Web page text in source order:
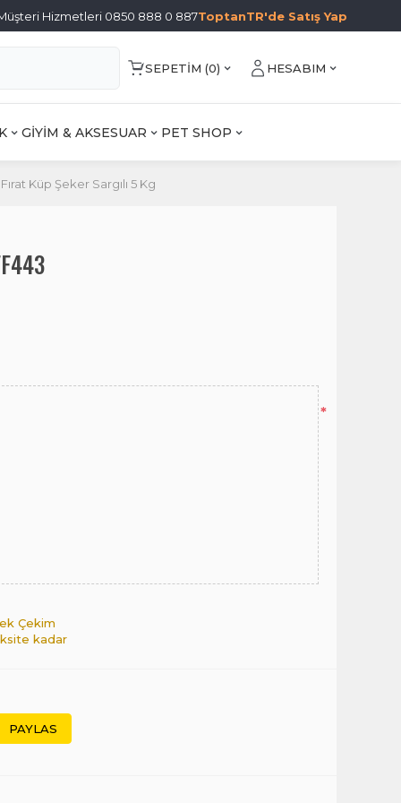
Hizmetleri 0850 888 0 887ToptanTR'de Satış Yap
SEPETIM (0) HESABIM
GİYİM & AKSESUAR PET SHOP
Fırat Küp Şeker Sargılı 5 Kg
*
Çekim
kadar
PAYLAS